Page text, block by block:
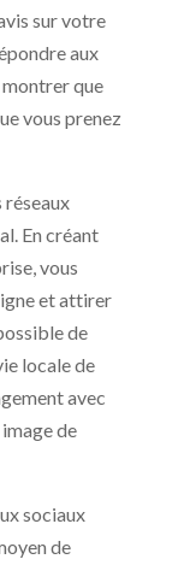
sur votre
aux
que
vous prenez
réseaux
En créant
vous
et attirer
de
locale de
avec
de
sociaux
de